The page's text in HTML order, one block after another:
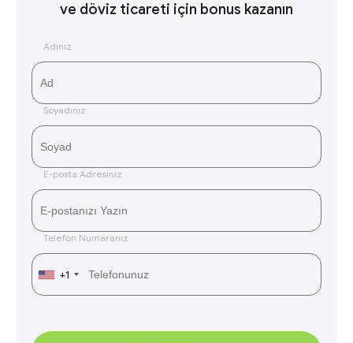
ve döviz ticareti için bonus kazanın
Adınız
Soyadınız
E-posta Adresiniz
Telefon Numaranız
+1